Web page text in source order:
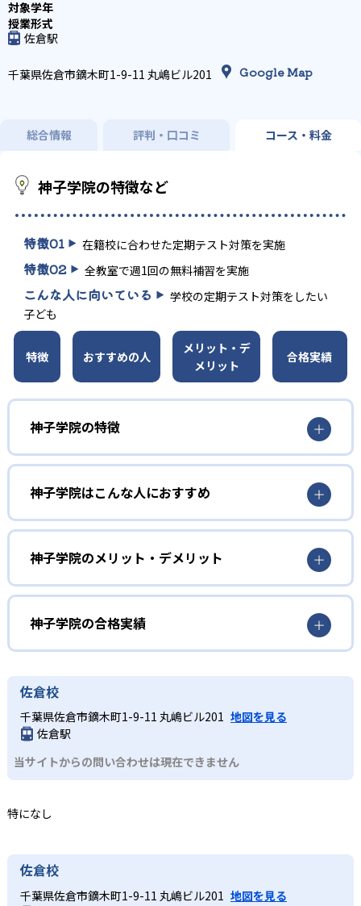
佐倉駅
千葉県佐倉市鏑木町1-9-11 丸嶋ビル201 Google Map
総合情報 評判・口コミ コース・料金
神子学院の特徴など
特徴01 在籍校に合わせた定期テスト対策を実施
特徴02 全教室で週1回の無料補習を実施
こんな人に向いている
学校の定期テスト対策をしたい
子ども
特徴 おすすめの人
メリット・デ
メリット
合格実績
神子学院の特徴
1
在籍校に合わせた学習スタイル
千葉県の地域密着型の塾であり、生徒が通う小学校・中学
校・高校に合わせた授業や定期テスト対策を受けられる。
全教室で週1回の無料補習が開催され、欠席授業のフォロー
ができる。また、講師付きでいつでも質問可能なため、学
校の勉強における疑問解消などにも役立つ。
神子学院はこんな人におすすめ
小学生～高校生
学校授業のフォローやテスト対策をしたい人
地域密着型で周辺の学校に合わせた指導が受けられる。週1
回の無料補修は講師付きで質問が可能なため、学校の授業
内容の補助にも役立つ。
神子学院のメリット・デメリット
どんなメリットがある?
神子学院は地域密着型で在籍校に合わせた授業・定期テス
ト対策を受けることが可能。加えて、全教室で週1回の無料
補習制度や家庭教師・オンライン・通信授業など多様な学
習スタイルを選択できる
家庭教師派遣を利用する際は講師の交通費等の派遣料が別
途発生する。また、オンライン授業はインターネット環境
が必須であり、ネット環境が整っていない場合は利用が難
しい。
神子学院の合格実績
神子学院は合格実績を公式サイトで公開している。合格実
績は以下の通りである。
中学校の合格実績
志学館中等部 1 暁星国際中
佐倉校
千葉県佐倉市鏑木町1-9-11 丸嶋ビル201 地図を見る
佐倉駅
当サイトからの問い合わせは現在できません
特になし
佐倉校
千葉県佐倉市鏑木町1-9-11 丸嶋ビル201 地図を見る